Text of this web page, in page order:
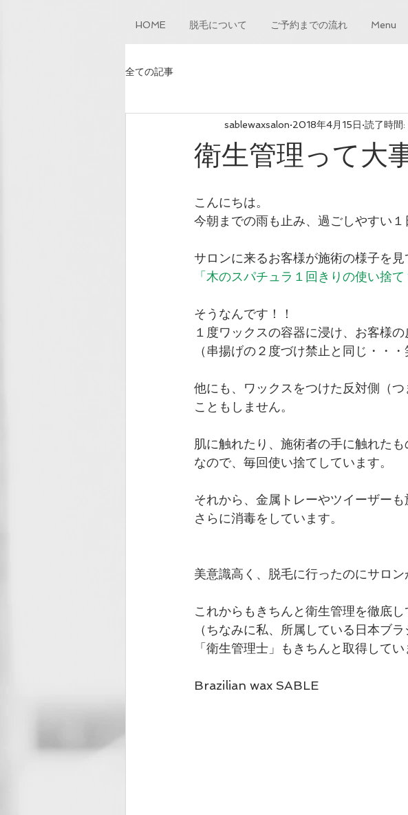
HOME 脱毛について ご予約までの流れ Menu
全ての記事
衛生管理って大
sablewaxsalon 2018年4月15日 読了時間:
こんにちは。
今朝までの雨も止み、過ごしやすい１
サロンに来るお客様が施術の様子を
「木のスパチュラ１回きりの使い捨て
そうなんです！！
１度ワックスの容器に浸け、お客様
（串揚げの２度づけ禁止と同じ・・・
他にも、ワックスをつけた反対側（
こともしません。
肌に触れたり、施術者の手に触れたも
なので、毎回使い捨てしています。
それから、金属トレーやツイーザー
さらに消毒をしています。
美意識高く、脱毛に行ったのにサロン
これからもきちんと衛生管理を徹底
（ちなみに私、所属している日本ブ
「衛生管理士」もきちんと取得して
Brazilian wax SABLE